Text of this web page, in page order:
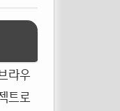
라우
트로